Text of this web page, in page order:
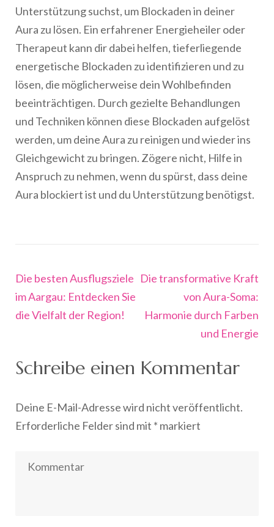
Unterstützung suchst, um Blockaden in deiner
Aura zu lösen. Ein erfahrener Energieheiler oder
Therapeut kann dir dabei helfen, tieferliegende
energetische Blockaden zu identifizieren und zu
lösen, die möglicherweise dein Wohlbefinden
beeinträchtigen. Durch gezielte Behandlungen
und Techniken können diese Blockaden aufgelöst
werden, um deine Aura zu reinigen und wieder ins
Gleichgewicht zu bringen. Zögere nicht, Hilfe in
Anspruch zu nehmen, wenn du spürst, dass deine
Aura blockiert ist und du Unterstützung benötigst.
Beitragsnavigation
Die besten Ausflugsziele
im Aargau: Entdecken Sie
die Vielfalt der Region!
Die transformative Kraft
von Aura-Soma:
Harmonie durch Farben
und Energie
Schreibe einen Kommentar
Deine E-Mail-Adresse wird nicht veröffentlicht.
Erforderliche Felder sind mit * markiert